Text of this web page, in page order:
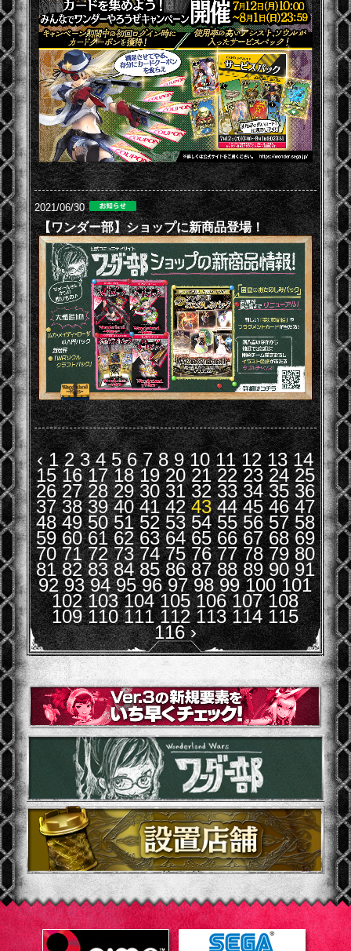
2021/06/30
【ワンダー部】ショップに新商品登場！
‹ 1 2 3 4 5 6 7 8 9 10 11 12 13 14
15 16 17 18 19 20 21 22 23 24 25
26 27 28 29 30 31 32 33 34 35 36
37 38 39 40 41 42 43 44 45 46 47
48 49 50 51 52 53 54 55 56 57 58
59 60 61 62 63 64 65 66 67 68 69
70 71 72 73 74 75 76 77 78 79 80
81 82 83 84 85 86 87 88 89 90 91
92 93 94 95 96 97 98 99 100 101
102 103 104 105 106 107 108
109 110 111 112 113 114 115
116 ›